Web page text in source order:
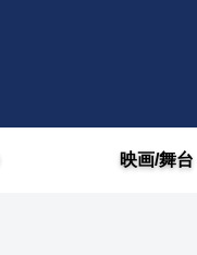
映画/舞台